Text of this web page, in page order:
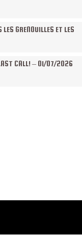
GRENOUILLES ET LES
CALL! – 01/07/2026